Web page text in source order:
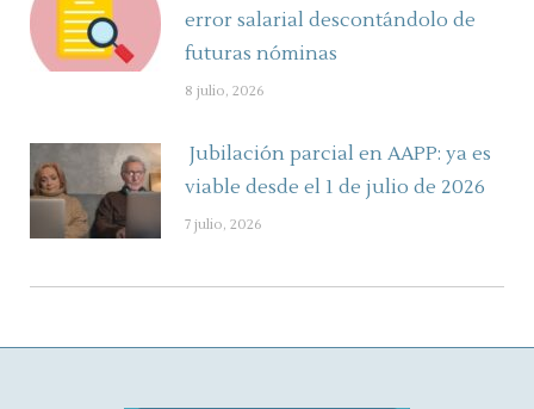
error salarial descontándolo de
futuras nóminas
8 julio, 2026
Jubilación parcial en AAPP: ya es
viable desde el 1 de julio de 2026
7 julio, 2026